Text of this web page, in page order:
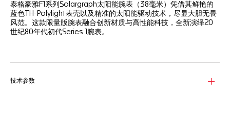
泰格豪雅F1系列Solargraph太阳能腕表（38毫米）凭借其鲜艳的
蓝色TH-Polylight表壳以及精准的太阳能驱动技术，尽显大胆无畏
风范。这款限量版腕表融合创新材质与高性能科技，全新演绎20
世纪80年代初代Series 1腕表。
这款腕表专为积极的生活方式打造，38毫米蓝色TH-Polylight表壳
技术参数